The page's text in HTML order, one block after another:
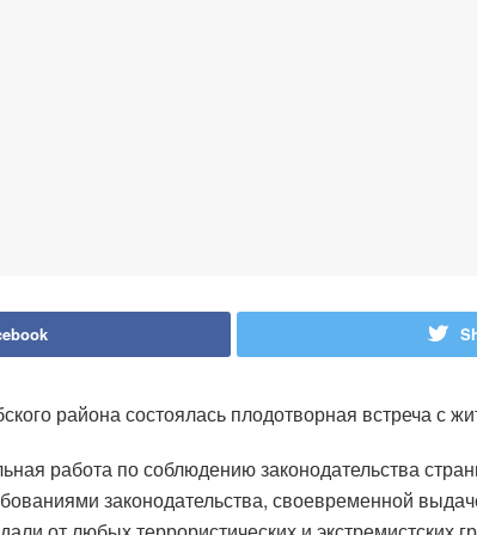
района состоялась плодотворная встреча с
работа по соблюдению законодательства
законодательства, своевременной